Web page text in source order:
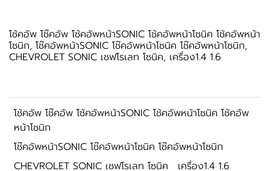
โช้คอัพ โช๊คอัพ โช้คอัพหน้าSONIC โช้คอัพหน้าโซนิค โช้คอัพหน้า
โซนิก, โช๊คอัพหน้าSONIC โช๊คอัพหน้าโซนิค โช๊คอัพหน้าโซนิก,
CHEVROLET SONIC เชฟโรเลท โซนิค, เครื่อง1.4 1.6
โช้คอัพ โช๊คอัพ โช้คอัพหน้าSONIC โช้คอัพหน้าโซนิค โช้คอัพ
หน้าโซนิก
โช๊คอัพหน้าSONIC โช๊คอัพหน้าโซนิค โช๊คอัพหน้าโซนิก
CHEVROLET SONIC เชฟโรเลท โซนิค
เครื่อง1.4 1.6